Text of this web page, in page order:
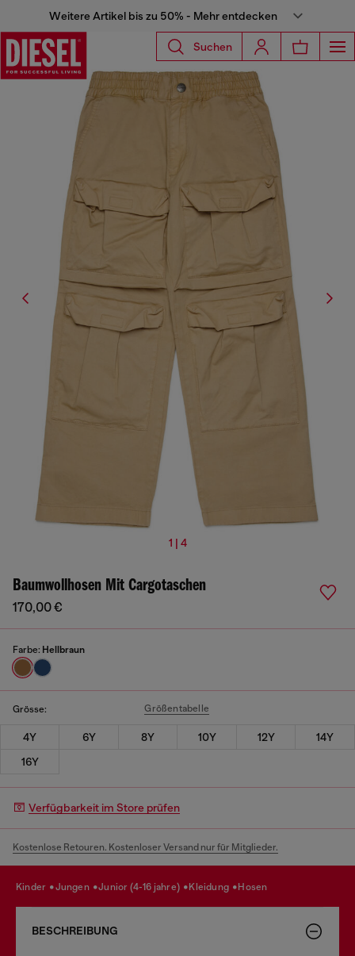
Weitere Artikel bis zu 50% - Mehr entdecken
Suchen
1 | 4
Baumwollhosen Mit Cargotaschen
170,00 €
Farbe: Hellbraun
Grösse: Größentabelle
4Y 6Y 8Y 10Y 12Y
14Y
16Y
Verfügbarkeit im Store prüfen
Kostenlose Retouren. Kostenloser Versand nur für Mitglieder.
kinder jungen junior (4-16 jahre) kleidung hosen
BESCHREIBUNG